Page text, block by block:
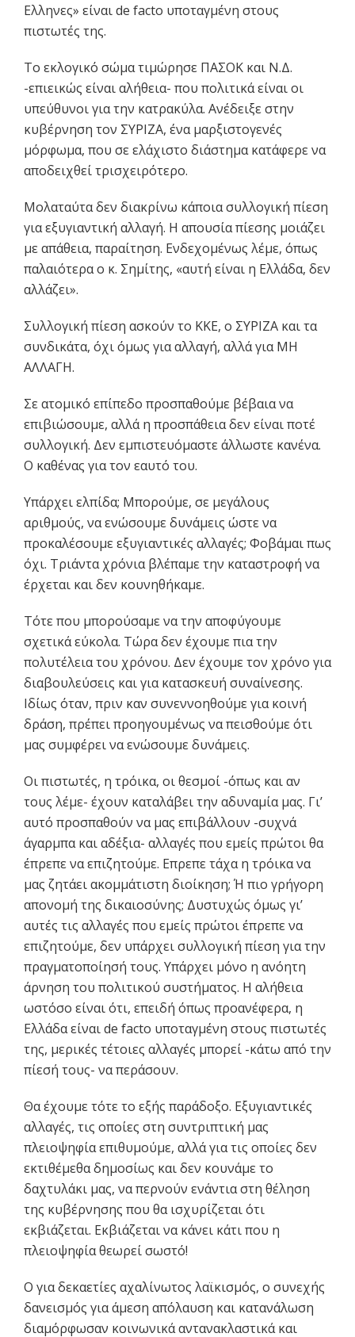
Ελληνες» είναι de facto υποταγμένη στους
πιστωτές της.
Το εκλογικό σώμα τιμώρησε ΠΑΣΟΚ και Ν.Δ.
-επιεικώς είναι αλήθεια- που πολιτικά είναι οι
υπεύθυνοι για την κατρακύλα. Ανέδειξε στην
κυβέρνηση τον ΣΥΡΙΖΑ, ένα μαρξιστογενές
μόρφωμα, που σε ελάχιστο διάστημα κατάφερε να
αποδειχθεί τρισχειρότερο.
Μολαταύτα δεν διακρίνω κάποια συλλογική πίεση
για εξυγιαντική αλλαγή. Η απουσία πίεσης μοιάζει
με απάθεια, παραίτηση. Ενδεχομένως λέμε, όπως
παλαιότερα ο κ. Σημίτης, «αυτή είναι η Ελλάδα, δεν
αλλάζει».
Συλλογική πίεση ασκούν το ΚΚΕ, ο ΣΥΡΙΖΑ και τα
συνδικάτα, όχι όμως για αλλαγή, αλλά για ΜΗ
ΑΛΛΑΓΗ.
Σε ατομικό επίπεδο προσπαθούμε βέβαια να
επιβιώσουμε, αλλά η προσπάθεια δεν είναι ποτέ
συλλογική. Δεν εμπιστευόμαστε άλλωστε κανένα.
Ο καθένας για τον εαυτό του.
Υπάρχει ελπίδα; Μπορούμε, σε μεγάλους
αριθμούς, να ενώσουμε δυνάμεις ώστε να
προκαλέσουμε εξυγιαντικές αλλαγές; Φοβάμαι πως
όχι. Τριάντα χρόνια βλέπαμε την καταστροφή να
έρχεται και δεν κουνηθήκαμε.
Τότε που μπορούσαμε να την αποφύγουμε
σχετικά εύκολα. Τώρα δεν έχουμε πια την
πολυτέλεια του χρόνου. Δεν έχουμε τον χρόνο για
διαβουλεύσεις και για κατασκευή συναίνεσης.
Ιδίως όταν, πριν καν συνεννοηθούμε για κοινή
δράση, πρέπει προηγουμένως να πεισθούμε ότι
μας συμφέρει να ενώσουμε δυνάμεις.
Οι πιστωτές, η τρόικα, οι θεσμοί -όπως και αν
τους λέμε- έχουν καταλάβει την αδυναμία μας. Γι’
αυτό προσπαθούν να μας επιβάλλουν -συχνά
άγαρμπα και αδέξια- αλλαγές που εμείς πρώτοι θα
έπρεπε να επιζητούμε. Επρεπε τάχα η τρόικα να
μας ζητάει ακομμάτιστη διοίκηση; Ή πιο γρήγορη
απονομή της δικαιοσύνης; Δυστυχώς όμως γι’
αυτές τις αλλαγές που εμείς πρώτοι έπρεπε να
επιζητούμε, δεν υπάρχει συλλογική πίεση για την
πραγματοποίησή τους. Υπάρχει μόνο η ανόητη
άρνηση του πολιτικού συστήματος. Η αλήθεια
ωστόσο είναι ότι, επειδή όπως προανέφερα, η
Ελλάδα είναι de facto υποταγμένη στους πιστωτές
της, μερικές τέτοιες αλλαγές μπορεί -κάτω από την
πίεσή τους- να περάσουν.
Θα έχουμε τότε το εξής παράδοξο. Εξυγιαντικές
αλλαγές, τις οποίες στη συντριπτική μας
πλειοψηφία επιθυμούμε, αλλά για τις οποίες δεν
εκτιθέμεθα δημοσίως και δεν κουνάμε το
δαχτυλάκι μας, να περνούν ενάντια στη θέληση
της κυβέρνησης που θα ισχυρίζεται ότι
εκβιάζεται. Εκβιάζεται να κάνει κάτι που η
πλειοψηφία θεωρεί σωστό!
Ο για δεκαετίες αχαλίνωτος λαϊκισμός, ο συνεχής
δανεισμός για άμεση απόλαυση και κατανάλωση
διαμόρφωσαν κοινωνικά αντανακλαστικά και